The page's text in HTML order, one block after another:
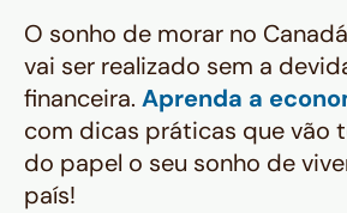
O sonho de morar no
vai ser realizado sem a
financeira. Aprenda a
com dicas práticas que vão
do papel o seu sonho de
país!